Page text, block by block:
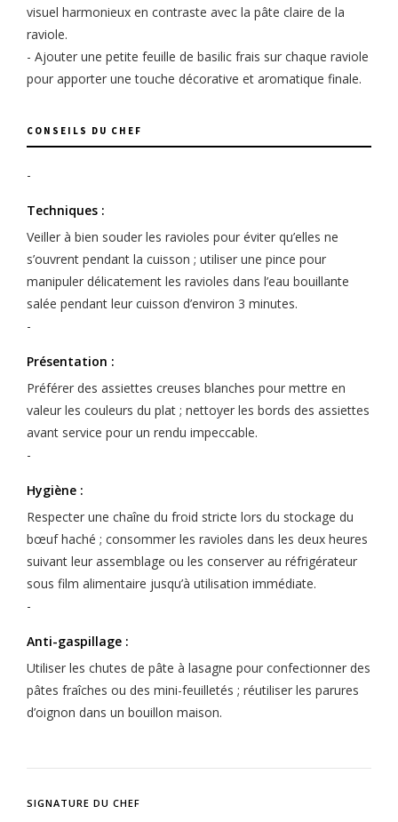
visuel harmonieux en contraste avec la pâte claire de la
raviole.
- Ajouter une petite feuille de basilic frais sur chaque raviole
pour apporter une touche décorative et aromatique finale.
CONSEILS DU CHEF
-
Techniques :
Veiller à bien souder les ravioles pour éviter qu’elles ne
s’ouvrent pendant la cuisson ; utiliser une pince pour
manipuler délicatement les ravioles dans l’eau bouillante
salée pendant leur cuisson d’environ 3 minutes.
-
Présentation :
Préférer des assiettes creuses blanches pour mettre en
valeur les couleurs du plat ; nettoyer les bords des assiettes
avant service pour un rendu impeccable.
-
Hygiène :
Respecter une chaîne du froid stricte lors du stockage du
bœuf haché ; consommer les ravioles dans les deux heures
suivant leur assemblage ou les conserver au réfrigérateur
sous film alimentaire jusqu’à utilisation immédiate.
-
Anti-gaspillage :
Utiliser les chutes de pâte à lasagne pour confectionner des
pâtes fraîches ou des mini-feuilletés ; réutiliser les parures
d’oignon dans un bouillon maison.
SIGNATURE DU CHEF